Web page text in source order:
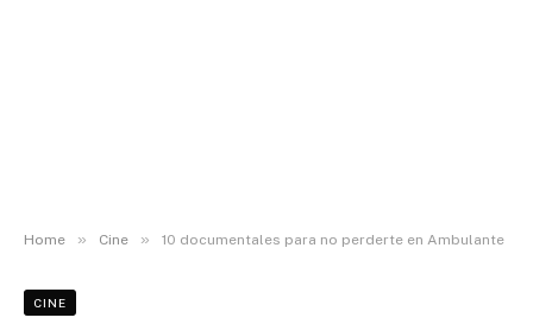
Home » Cine » 10 documentales para no perderte en Ambulante
CINE